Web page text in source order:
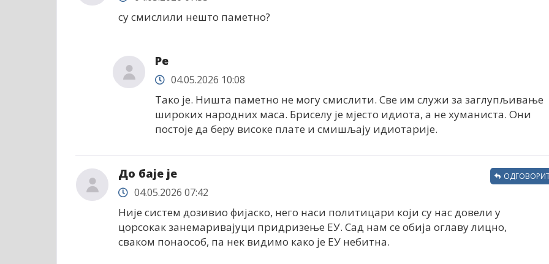
су смислили нешто паметно?
Ре
04.05.2026 10:08
Тако је. Ништа паметно не могу смислити. Све им служи за заглупљивање
широких народних маса. Бриселу је мјесто идиота, а не хуманиста. Они
постоје да беру високе плате и смишљају идиотарије.
До баје је
04.05.2026 07:42
Није систем дозивио фијаско, него наси политицари који су нас довели у
цорсокак занемаривајуци придризење ЕУ. Сад нам се обија оглаву лицно,
сваком понаособ, па нек видимо како је ЕУ небитна.